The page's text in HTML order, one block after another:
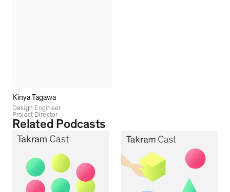
Kinya Tagawa
Design Engineer
Project Director
Related Podcasts